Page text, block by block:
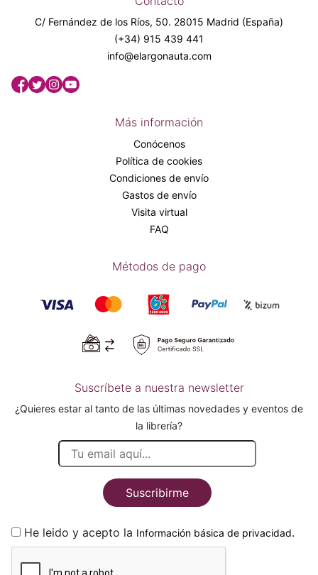
C/ Fernández de los Ríos, 50. 28015 Madrid (España)
(+34) 915 439 441
info@elargonauta.com
Más información
Conócenos
Política de cookies
Condiciones de envío
Gastos de envío
Visita virtual
FAQ
Métodos de pago
Suscríbete a nuestra newsletter
¿Quieres estar al tanto de las últimas novedades y eventos de
la librería?
Suscribirme
He leido y acepto la Información básica de privacidad.